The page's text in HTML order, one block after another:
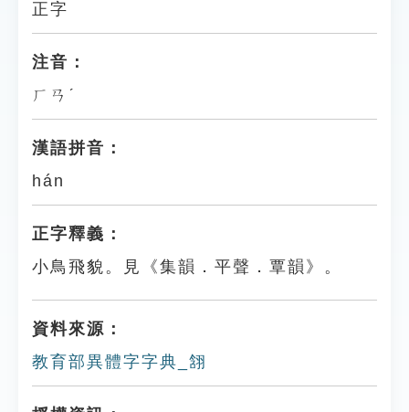
正字
注音：
ㄏㄢˊ
漢語拼音：
hán
正字釋義：
小鳥飛貌。見《集韻．平聲．覃韻》。
資料來源：
教育部異體字字典_䎏